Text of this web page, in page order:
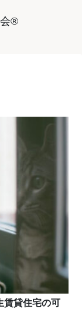
®︎
賃貸住宅の可